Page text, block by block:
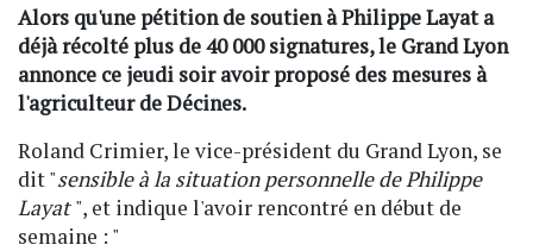
Alors qu'une pétition de soutien à Philippe Layat a
déjà récolté plus de 40 000 signatures, le Grand Lyon
annonce ce jeudi soir avoir proposé des mesures à
l'agriculteur de Décines.
Roland Crimier, le vice-président du Grand Lyon, se
dit "sensible à la situation personnelle de Philippe
Layat", et indique l'avoir rencontré en début de
semaine : "